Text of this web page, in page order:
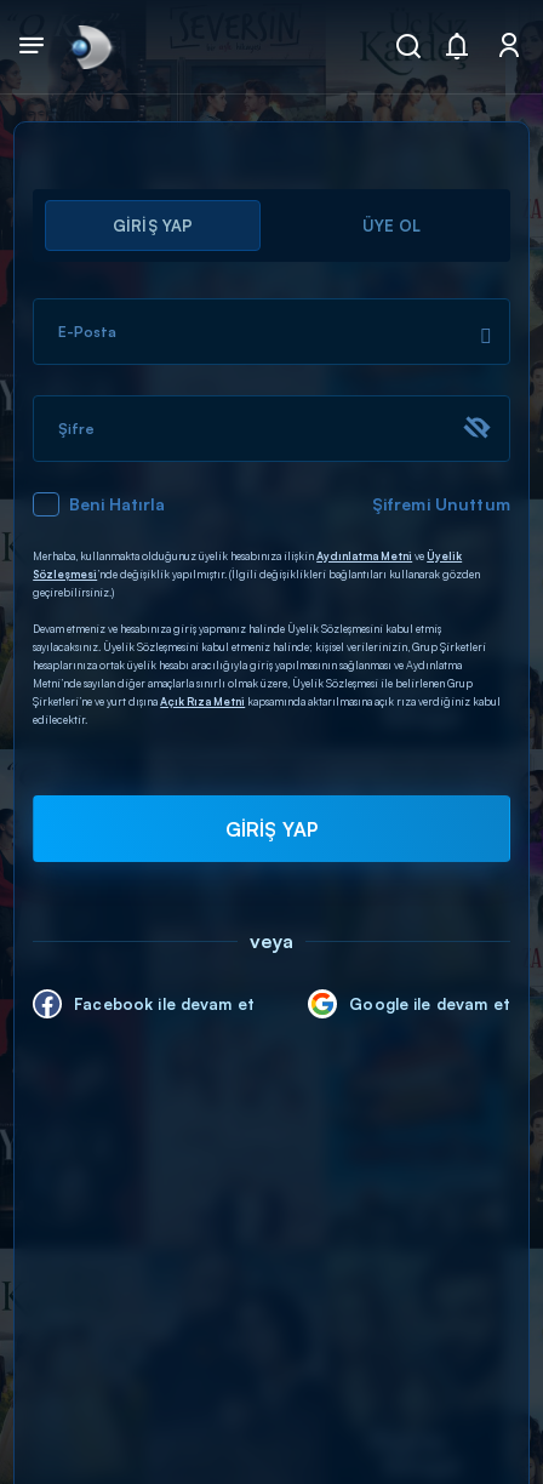
Arama
ARAMA SONUÇLARI
DİĞER SONUÇLAR
GİRİŞ YAP ÜYE OL
E-Posta
Şifre
Beni Hatırla Şifremi Unuttum
Merhaba, kullanmakta olduğunuz üyelik hesabınıza ilişkinAydınlatma Metni veÜyelik
Sözleşmesi’nde değişiklik yapılmıştır. (İlgili değişiklikleri bağlantıları kullanarak gözden
geçirebilirsiniz.)
Devam etmeniz ve hesabınıza giriş yapmanız halinde Üyelik Sözleşmesini kabul etmiş
sayılacaksınız. Üyelik Sözleşmesini kabul etmeniz halinde; kişisel verilerinizin, Grup Şirketleri
hesaplarınıza ortak üyelik hesabı aracılığıyla giriş yapılmasının sağlanması ve Aydınlatma
Metni’nde sayılan diğer amaçlarla sınırlı olmak üzere, Üyelik Sözleşmesi ile belirlenen Grup
Şirketleri’ne ve yurt dışınaAçık Rıza Metni kapsamında aktarılmasına açık rıza verdiğiniz kabul
edilecektir.
GİRİŞ YAP
veya
Facebook ile devam et Google ile devam et